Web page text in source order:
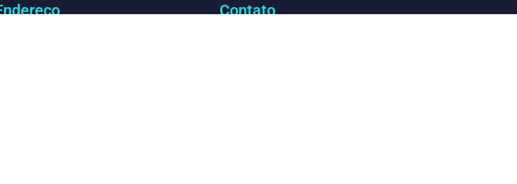
Contato